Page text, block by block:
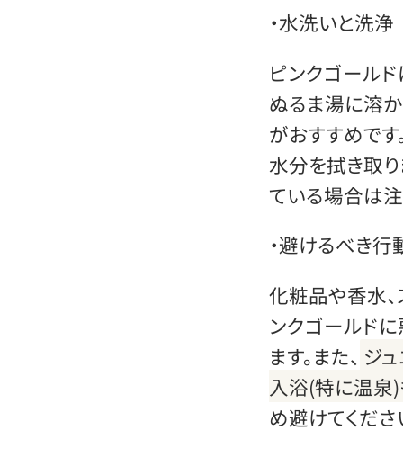
・水洗いと洗浄
ピンクゴール
ぬるま湯に溶
がおすすめです
水分を拭き取り
ている場合は
・避けるべき行
化粧品や香水
ンクゴールド
ます。また、 ジ
入浴(特に温泉
め避けてくださ